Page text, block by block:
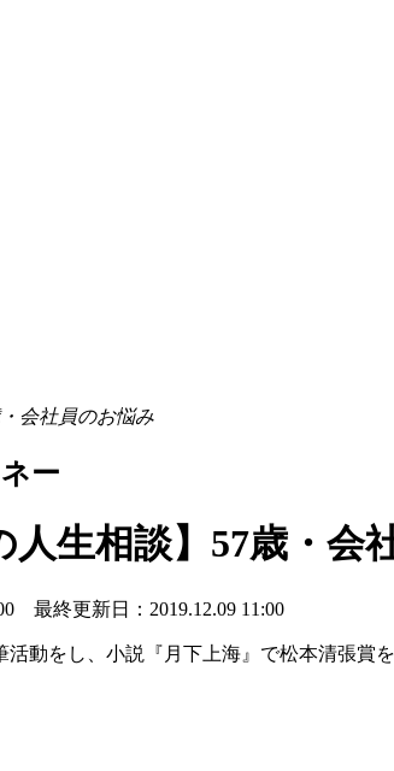
会社員のお悩み
ー
人生相談】57歳・会
最終更新日：2019.12.09 11:00
活動をし、小説『月下上海』で松本清張